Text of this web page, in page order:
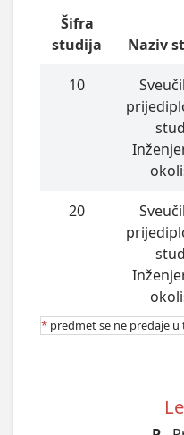
Šifra
studija
Naziv
10
20
* predmet se ne predaje